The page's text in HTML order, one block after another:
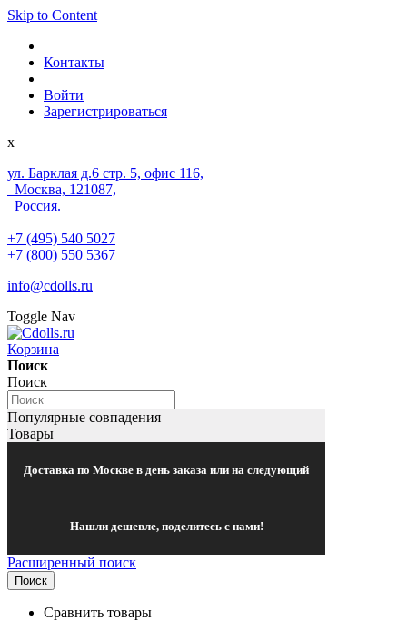
Skip to Content
Контакты
Войти
Зарегистрироваться
x
ул. Барклая д.6 стр. 5, офис 116,
Москва, 121087,
Россия.
+7 (495) 540 5027
+7 (800) 550 5367
info@cdolls.ru
Toggle Nav
Корзина
Поиск
Поиск
Популярные совпадения
Товары
Доставка по Москве в день заказа или на следующий
Нашли дешевле, поделитесь с нами!
Расширенный поиск
Поиск
Сравнить товары